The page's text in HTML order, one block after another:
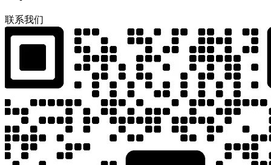
联系我们